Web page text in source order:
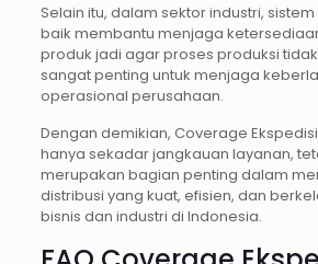
Selain itu, dalam sektor industri,
baik membantu menjaga
produk jadi agar proses produksi
sangat penting untuk menjaga
operasional perusahaan.
Dengan demikian, Coverage
hanya sekadar jangkauan layanan,
merupakan bagian penting dalam
distribusi yang kuat, efisien, dan
bisnis dan industri di Indonesia.